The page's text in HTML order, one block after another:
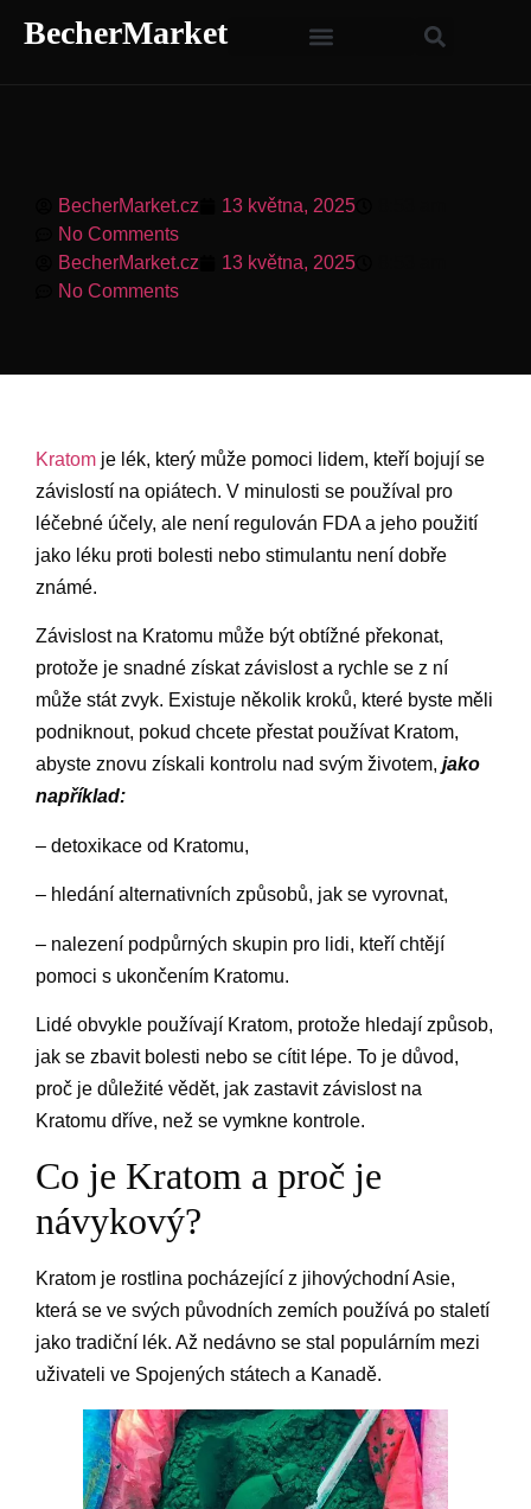
BecherMarket
BecherMarket.cz 13 května, 2025
No Comments
BecherMarket.cz
13 května, 2025
No Comments
Kratom je lék, který může pomoci lidem, kteří bojují se
závislostí na opiátech. V minulosti se používal pro
léčebné účely, ale není regulován FDA a jeho použití
jako léku proti bolesti nebo stimulantu není dobře
známé.
Závislost na Kratomu může být obtížné překonat,
protože je snadné získat závislost a rychle se z ní
může stát zvyk. Existuje několik kroků, které byste měli
podniknout, pokud chcete přestat používat Kratom,
abyste znovu získali kontrolu nad svým životem, jako
například:
– detoxikace od Kratomu,
– hledání alternativních způsobů, jak se vyrovnat,
– nalezení podpůrných skupin pro lidi, kteří chtějí
pomoci s ukončením Kratomu.
Lidé obvykle používají Kratom, protože hledají způsob,
jak se zbavit bolesti nebo se cítit lépe. To je důvod,
proč je důležité vědět, jak zastavit závislost na
Kratomu dříve, než se vymkne kontrole.
Co je Kratom a proč je
návykový?
Kratom je rostlina pocházející z jihovýchodní Asie,
která se ve svých původních zemích používá po staletí
jako tradiční lék. Až nedávno se stal populárním mezi
uživateli ve Spojených státech a Kanadě.